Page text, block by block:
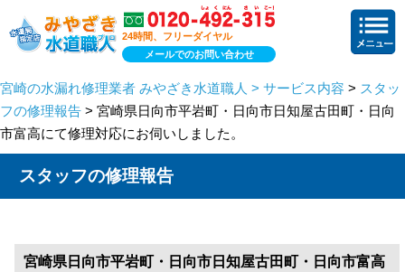
24時間、フリーダイヤル
メールでのお問い合わせ
宮崎の水漏れ修理業者 みやざき水道職人 > サービス内容 > スタッ
フの修理報告 > 宮崎県日向市平岩町・日向市日知屋古田町・日向
市富高にて修理対応にお伺いしました。
スタッフの修理報告
宮崎県日向市平岩町・日向市日知屋古田町・日向市富高